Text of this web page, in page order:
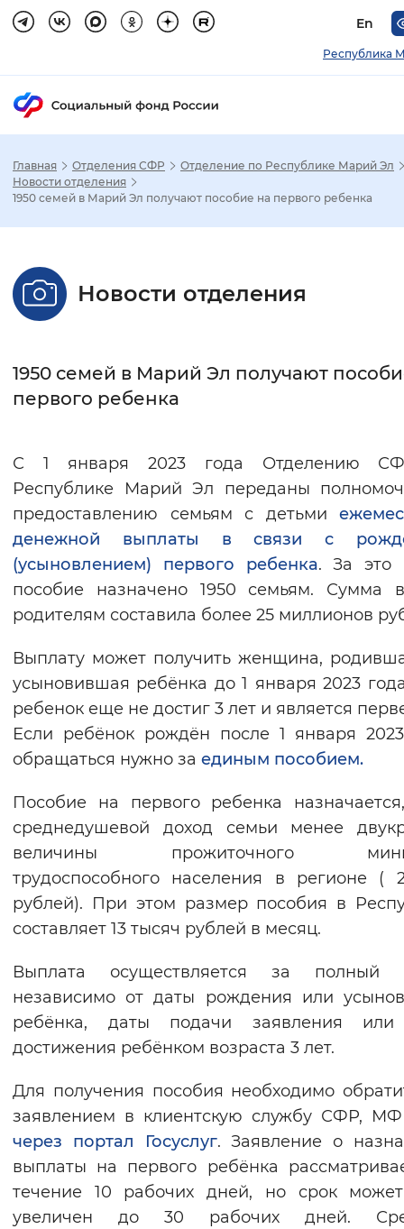
En
Республика
Настройка режима отображения
Стандартный Увеличенный
Без засечек
Нормальный Увеличенный
Цвет сайта
Монохромный Инверсивный
Синий фон
Включены Выключены
Звуковой ассистент
Воспроизвести Остановить
Вернуть стандартные настройки
Главная Отделения СФР
Отделение по Республике Марий Эл
Новости отделения
1950 семей в Марий Эл получают пособие на первого ребенка
Новости отделения
1950 семей в Марий Эл получают
первого ребенка
С 1 января 2023 года Отделению
Республике Марий Эл переданы
предоставлению семьям с детьми
денежной выплаты в связи с
(усыновлением) первого ребенка. За это
пособие назначено 1950 семьям. Сумма
родителям составила более 25 миллионов
Выплату может получить женщина,
усыновившая ребёнка до 1 января 2023
ребенок еще не достиг 3 лет и является
Если ребёнок рождён после 1 января
обращаться нужно за единым пособием.
Пособие на первого ребенка
среднедушевой доход семьи менее
величины прожиточного
трудоспособного населения в регионе (
рублей). При этом размер пособия в
составляет 13 тысяч рублей в месяц.
Выплата осуществляется за полный
независимо от даты рождения или
ребёнка, даты подачи заявления
достижения ребёнком возраста 3 лет.
Для получения пособия необходимо
заявлением в клиентскую службу СФР,
через портал Госуслуг. Заявление о
выплаты на первого ребёнка
течение 10 рабочих дней, но срок
увеличен до 30 рабочих дней.